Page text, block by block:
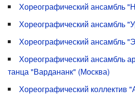
Хореографический ансамбль
Хореографический ансамбль
Хореографический ансамбль
Хореографический ансамбль
танца "Вардананк" (Москва)
Хореографический коллектив